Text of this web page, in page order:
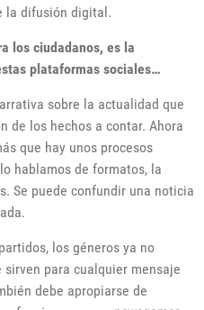
la difusión digital.
los ciudadanos, es la
plataformas sociales…
sobre la actualidad que
de los hechos a contar. Ahora
que hay unos procesos
hablamos de formatos, la
Se puede confundir una noticia
los géneros ya no
para cualquier mensaje
debe apropiarse de